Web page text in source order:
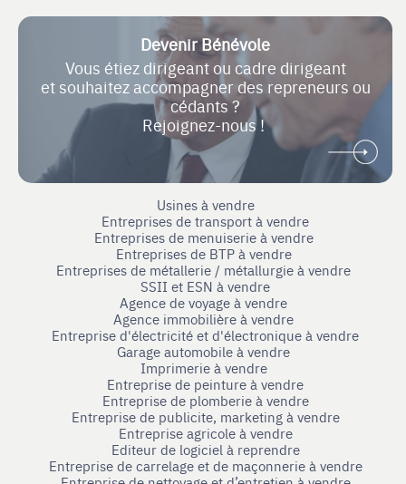
Devenir Bénévole
Vous étiez dirigeant ou cadre dirigeant
et souhaitez accompagner des repreneurs ou
cédants ?
Rejoignez-nous !
Usines à vendre
Entreprises de transport à vendre
Entreprises de menuiserie à vendre
Entreprises de BTP à vendre
Entreprises de métallerie / métallurgie à vendre
SSII et ESN à vendre
Agence de voyage à vendre
Agence immobilière à vendre
Entreprise d'électricité et d'électronique à vendre
Garage automobile à vendre
Imprimerie à vendre
Entreprise de peinture à vendre
Entreprise de plomberie à vendre
Entreprise de publicite, marketing à vendre
Entreprise agricole à vendre
Editeur de logiciel à reprendre
Entreprise de carrelage et de maçonnerie à vendre